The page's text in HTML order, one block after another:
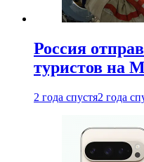
Россия
туристов на
2 года спустя2 года